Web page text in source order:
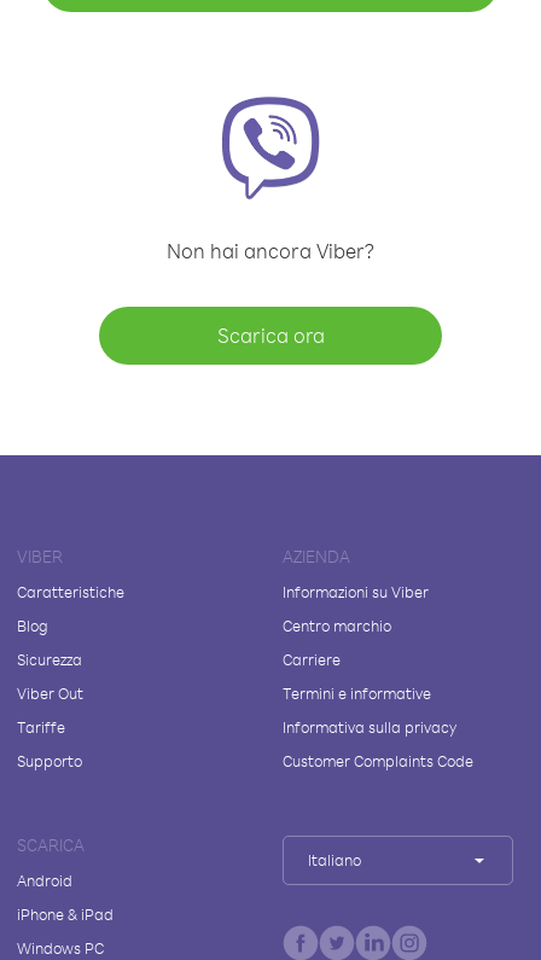
Non hai ancora Viber?
Scarica ora
VIBER
Caratteristiche
Blog
Sicurezza
Viber Out
Tariffe
Supporto
AZIENDA
Informazioni su Viber
Centro marchio
Carriere
Termini e informative
Informativa sulla privacy
Customer Complaints Code
SCARICA
Android
iPhone & iPad
Windows PC
Italiano